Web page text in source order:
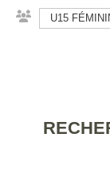
U15